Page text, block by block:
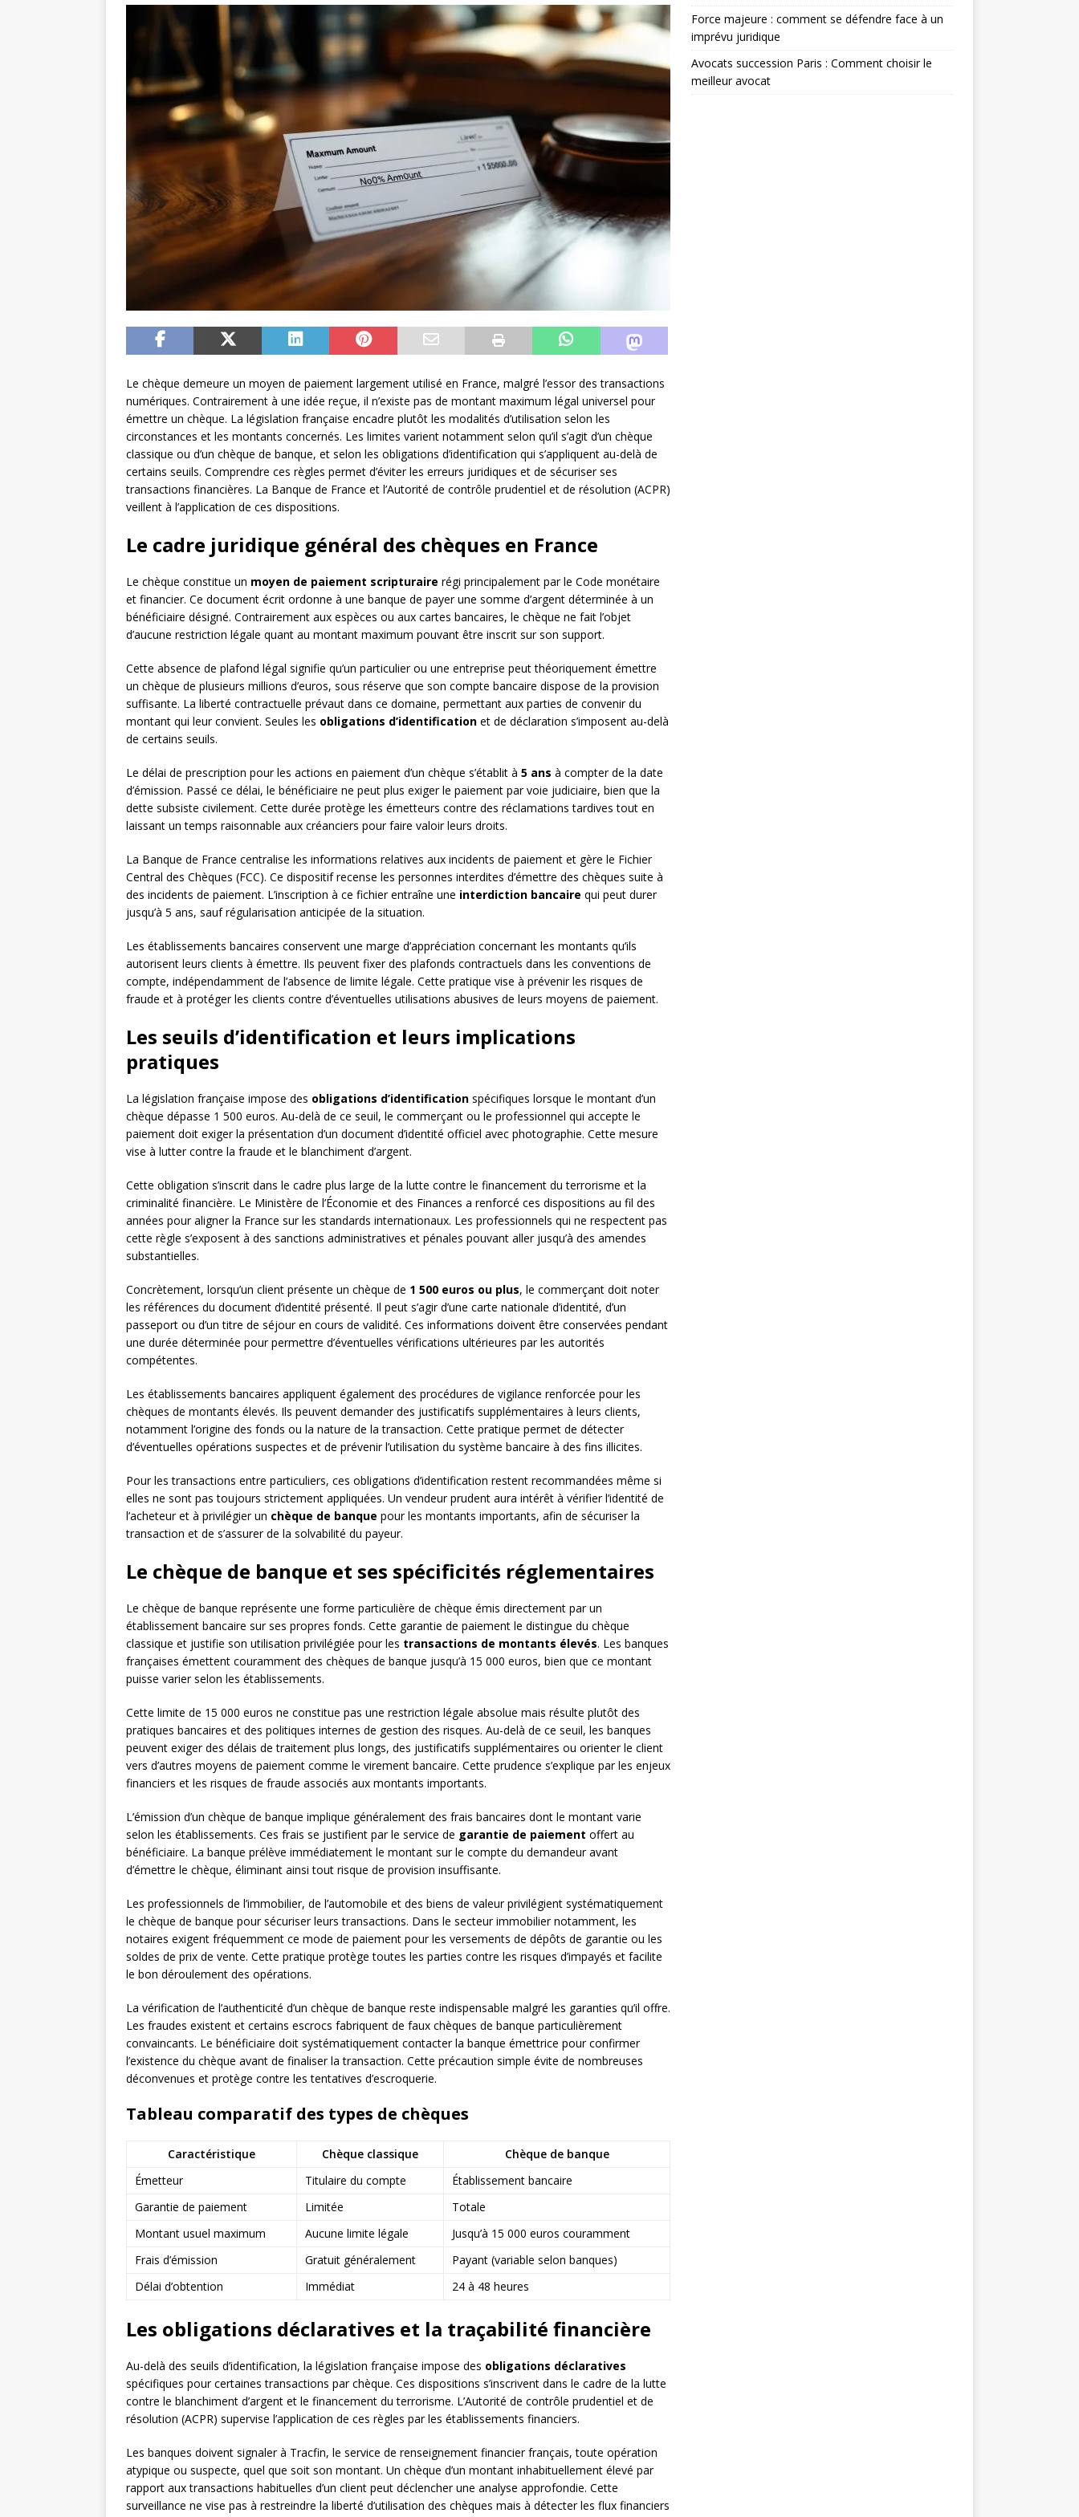
Le chèque demeure un moyen de paiement largement utilisé en France, malgré l’essor des transactions
numériques. Contrairement à une idée reçue, il n’existe pas de montant maximum légal universel pour
émettre un chèque. La législation française encadre plutôt les modalités d’utilisation selon les
circonstances et les montants concernés. Les limites varient notamment selon qu’il s’agit d’un chèque
classique ou d’un chèque de banque, et selon les obligations d’identification qui s’appliquent au-delà de
certains seuils. Comprendre ces règles permet d’éviter les erreurs juridiques et de sécuriser ses
transactions financières. La Banque de France et l’Autorité de contrôle prudentiel et de résolution (ACPR)
veillent à l’application de ces dispositions.
Le cadre juridique général des chèques en France
Le chèque constitue un moyen de paiement scripturaire régi principalement par le Code monétaire
et financier. Ce document écrit ordonne à une banque de payer une somme d’argent déterminée à un
bénéficiaire désigné. Contrairement aux espèces ou aux cartes bancaires, le chèque ne fait l’objet
d’aucune restriction légale quant au montant maximum pouvant être inscrit sur son support.
Cette absence de plafond légal signifie qu’un particulier ou une entreprise peut théoriquement émettre
un chèque de plusieurs millions d’euros, sous réserve que son compte bancaire dispose de la provision
suffisante. La liberté contractuelle prévaut dans ce domaine, permettant aux parties de convenir du
montant qui leur convient. Seules les obligations d’identification et de déclaration s’imposent au-delà
de certains seuils.
Le délai de prescription pour les actions en paiement d’un chèque s’établit à 5 ans à compter de la date
d’émission. Passé ce délai, le bénéficiaire ne peut plus exiger le paiement par voie judiciaire, bien que la
dette subsiste civilement. Cette durée protège les émetteurs contre des réclamations tardives tout en
laissant un temps raisonnable aux créanciers pour faire valoir leurs droits.
La Banque de France centralise les informations relatives aux incidents de paiement et gère le Fichier
Central des Chèques (FCC). Ce dispositif recense les personnes interdites d’émettre des chèques suite à
des incidents de paiement. L’inscription à ce fichier entraîne une interdiction bancaire qui peut durer
jusqu’à 5 ans, sauf régularisation anticipée de la situation.
Les établissements bancaires conservent une marge d’appréciation concernant les montants qu’ils
autorisent leurs clients à émettre. Ils peuvent fixer des plafonds contractuels dans les conventions de
compte, indépendamment de l’absence de limite légale. Cette pratique vise à prévenir les risques de
fraude et à protéger les clients contre d’éventuelles utilisations abusives de leurs moyens de paiement.
Les seuils d’identification et leurs implications
pratiques
La législation française impose des obligations d’identification spécifiques lorsque le montant d’un
chèque dépasse 1 500 euros. Au-delà de ce seuil, le commerçant ou le professionnel qui accepte le
paiement doit exiger la présentation d’un document d’identité officiel avec photographie. Cette mesure
vise à lutter contre la fraude et le blanchiment d’argent.
Cette obligation s’inscrit dans le cadre plus large de la lutte contre le financement du terrorisme et la
criminalité financière. Le Ministère de l’Économie et des Finances a renforcé ces dispositions au fil des
années pour aligner la France sur les standards internationaux. Les professionnels qui ne respectent pas
cette règle s’exposent à des sanctions administratives et pénales pouvant aller jusqu’à des amendes
substantielles.
Concrètement, lorsqu’un client présente un chèque de 1 500 euros ou plus, le commerçant doit noter
les références du document d’identité présenté. Il peut s’agir d’une carte nationale d’identité, d’un
passeport ou d’un titre de séjour en cours de validité. Ces informations doivent être conservées pendant
une durée déterminée pour permettre d’éventuelles vérifications ultérieures par les autorités
compétentes.
Les établissements bancaires appliquent également des procédures de vigilance renforcée pour les
chèques de montants élevés. Ils peuvent demander des justificatifs supplémentaires à leurs clients,
notamment l’origine des fonds ou la nature de la transaction. Cette pratique permet de détecter
d’éventuelles opérations suspectes et de prévenir l’utilisation du système bancaire à des fins illicites.
Pour les transactions entre particuliers, ces obligations d’identification restent recommandées même si
elles ne sont pas toujours strictement appliquées. Un vendeur prudent aura intérêt à vérifier l’identité de
l’acheteur et à privilégier un chèque de banque pour les montants importants, afin de sécuriser la
transaction et de s’assurer de la solvabilité du payeur.
Le chèque de banque et ses spécificités réglementaires
Le chèque de banque représente une forme particulière de chèque émis directement par un
établissement bancaire sur ses propres fonds. Cette garantie de paiement le distingue du chèque
classique et justifie son utilisation privilégiée pour les transactions de montants élevés. Les banques
françaises émettent couramment des chèques de banque jusqu’à 15 000 euros, bien que ce montant
puisse varier selon les établissements.
Cette limite de 15 000 euros ne constitue pas une restriction légale absolue mais résulte plutôt des
pratiques bancaires et des politiques internes de gestion des risques. Au-delà de ce seuil, les banques
peuvent exiger des délais de traitement plus longs, des justificatifs supplémentaires ou orienter le client
vers d’autres moyens de paiement comme le virement bancaire. Cette prudence s’explique par les enjeux
financiers et les risques de fraude associés aux montants importants.
L’émission d’un chèque de banque implique généralement des frais bancaires dont le montant varie
selon les établissements. Ces frais se justifient par le service de garantie de paiement offert au
bénéficiaire. La banque prélève immédiatement le montant sur le compte du demandeur avant
d’émettre le chèque, éliminant ainsi tout risque de provision insuffisante.
Les professionnels de l’immobilier, de l’automobile et des biens de valeur privilégient systématiquement
le chèque de banque pour sécuriser leurs transactions. Dans le secteur immobilier notamment, les
notaires exigent fréquemment ce mode de paiement pour les versements de dépôts de garantie ou les
soldes de prix de vente. Cette pratique protège toutes les parties contre les risques d’impayés et facilite
le bon déroulement des opérations.
La vérification de l’authenticité d’un chèque de banque reste indispensable malgré les garanties qu’il offre.
Les fraudes existent et certains escrocs fabriquent de faux chèques de banque particulièrement
convaincants. Le bénéficiaire doit systématiquement contacter la banque émettrice pour confirmer
l’existence du chèque avant de finaliser la transaction. Cette précaution simple évite de nombreuses
déconvenues et protège contre les tentatives d’escroquerie.
Tableau comparatif des types de chèques
Caractéristique Chèque classique
Chèque de banque
Émetteur
Titulaire du compte
Établissement bancaire
Garantie de paiement
Limitée
Totale
Montant usuel maximum
Aucune limite légale
Jusqu’à 15 000 euros couramment
Frais d’émission
Gratuit généralement
Payant (variable selon banques)
Délai d’obtention
Immédiat 24 à 48 heures
Les obligations déclaratives et la traçabilité financière
Au-delà des seuils d’identification, la législation française impose des obligations déclaratives
spécifiques pour certaines transactions par chèque. Ces dispositions s’inscrivent dans le cadre de la lutte
contre le blanchiment d’argent et le financement du terrorisme. L’Autorité de contrôle prudentiel et de
résolution (ACPR) supervise l’application de ces règles par les établissements financiers.
Les banques doivent signaler à Tracfin, le service de renseignement financier français, toute opération
atypique ou suspecte, quel que soit son montant. Un chèque d’un montant inhabituellement élevé par
rapport aux transactions habituelles d’un client peut déclencher une analyse approfondie. Cette
surveillance ne vise pas à restreindre la liberté d’utilisation des chèques mais à détecter les flux financiers
Force majeure : comment se défendre face à un
imprévu juridique
Avocats succession Paris : Comment choisir le
meilleur avocat